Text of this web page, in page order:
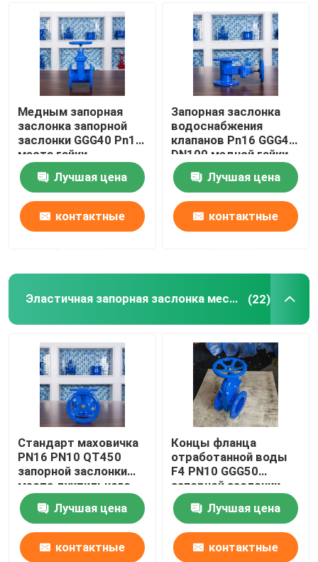
Медным запорная
заслонка запорной
заслонки GGG40 Pn16
места гайки
жизнерадостным
служить фланцем
двойником
Лучшая цена
контактные
Запорная заслонка
водоснабжения
клапанов Pn16 GGG40
DN100 медной гайки
жизнерадостная
усаженнаяЛучшая цена
контактные
Эластичная запорная заслонка места (22)
Стандарт маховичка
PN16 PN10 QT450
запорной заслонки
места дуктильного
утюга эластичный
немецкийЛучшая цена
контактные
Концы фланца
отработанной воды
F4 PN10 GGG50
запорной заслонки
места медной
проволоки
эластичные
Лучшая цена
контактные